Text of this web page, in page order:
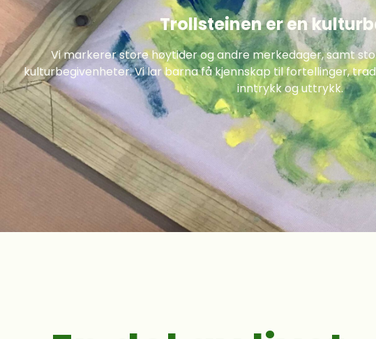
Trollsteinen er en
Vi markerer store høytider og andre merkedager, samt
kulturbegivenheter. Vi lar barna få kjennskap til fortellinger,
inntrykk og uttrykk.